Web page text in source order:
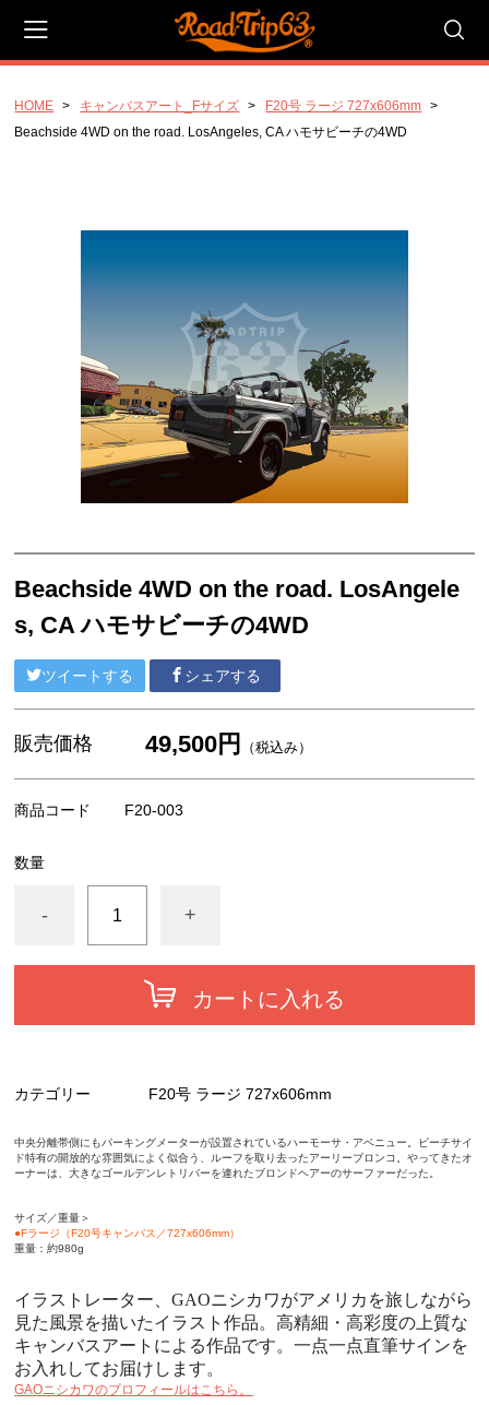
マイページ
P10号_スタンダード 530x410mm
P4号 コンパクト 333x220mm
キャンバスアート_Fサイズ
F20号 ラージ 727x606mm
F10号 スタンダード 530x455mm
F4号 コンパクト 333x242mm
A4サイズ
ポストカード
ポストカードセット
アパレル
HOME キャンバスアート_Fサイズ
F20号 ラージ 727x606mm
Beachside 4WD on the road. LosAngeles, CA ハモサビーチの4WD
Beachside 4WD on the road. LosAngele
s, CA ハモサビーチの4WD
ツイートする シェアする
販売価格 49,500円 （税込み）
商品コード F20-003
数量
- +
カートに入れる
カテゴリー F20号 ラージ 727x606mm
中央分離帯側にもパーキングメーターが設置されているハーモーサ・アベニュー。ビーチサイ
ド特有の開放的な雰囲気によく似合う、ルーフを取り去ったアーリーブロンコ。やってきたオ
ーナーは、大きなゴールデンレトリバーを連れたブロンドヘアーのサーファーだった。
サイズ／重量＞
●Fラージ（F20号キャンバス／727x606mm）
重量：約980g
イラストレーター、GAOニシカワがアメリカを旅しながら
見た風景を描いたイラスト作品。高精細・高彩度の上質な
キャンバスアートによる作品です。一点一点直筆サインを
お入れしてお届けします。
GAOニシカワのプロフィールはこちら。